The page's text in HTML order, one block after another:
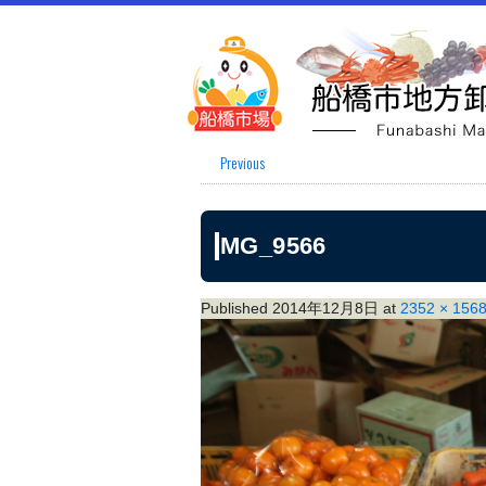
Previous
IMG_9566
Published 2014年12月8日 at 2352 × 1568